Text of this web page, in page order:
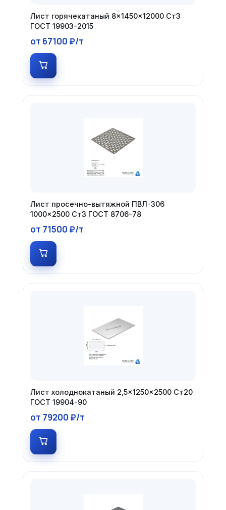
Лист горячекатаный 8×1450×12000 Ст3
ГОСТ 19903-2015
от 67100 ₽/т
Лист просечно-вытяжной ПВЛ-306
1000×2500 Ст3 ГОСТ 8706-78
от 71500 ₽/т
Лист холоднокатаный 2,5×1250×2500 Ст20
ГОСТ 19904-90
от 79200 ₽/т